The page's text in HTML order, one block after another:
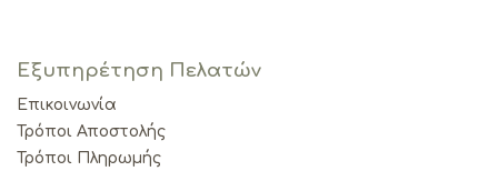
Εξυπηρέτηση Πελατών
Επικοινωνία
Τρόποι Αποστολής
Τρόποι Πληρωμής